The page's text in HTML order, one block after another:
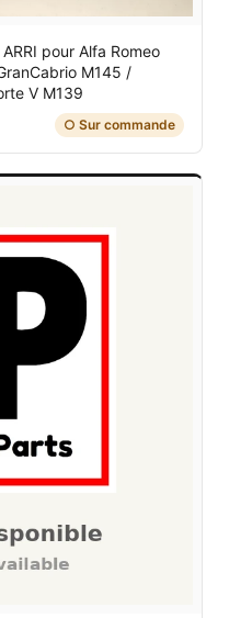
pour Alfa Romeo
V M139
○ Sur commande